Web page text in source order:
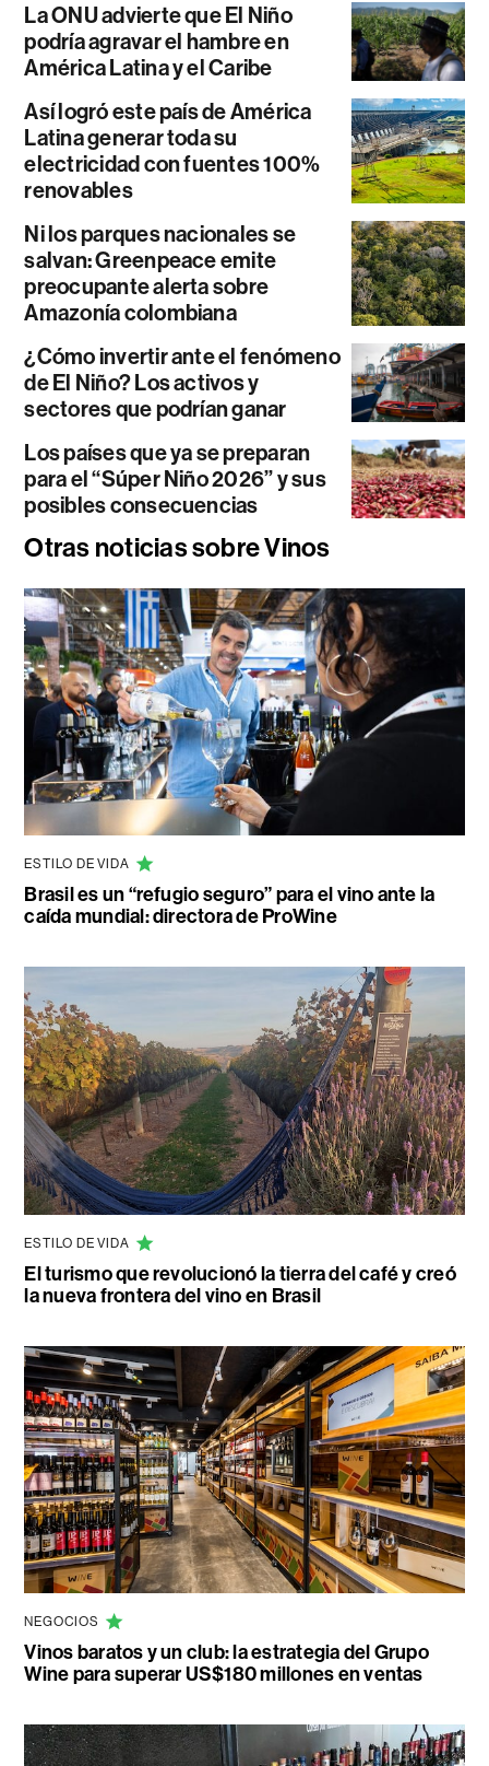
La ONU advierte que El Niño
podría agravar el hambre en
América Latina y el Caribe
Así logró este país de América
Latina generar toda su
electricidad con fuentes 100%
renovables
Ni los parques nacionales se
salvan: Greenpeace emite
preocupante alerta sobre
Amazonía colombiana
¿Cómo invertir ante el fenómeno
de El Niño? Los activos y
sectores que podrían ganar
Los países que ya se preparan
para el “Súper Niño 2026” y sus
posibles consecuencias
Otras noticias sobre Vinos
ESTILO DE VIDA
Brasil es un “refugio seguro” para el vino ante la
caída mundial: directora de ProWine
ESTILO DE VIDA
El turismo que revolucionó la tierra del café y creó
la nueva frontera del vino en Brasil
NEGOCIOS
Vinos baratos y un club: la estrategia del Grupo
Wine para superar US$180 millones en ventas